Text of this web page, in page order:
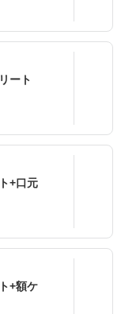
ート
+口元
+額ケ